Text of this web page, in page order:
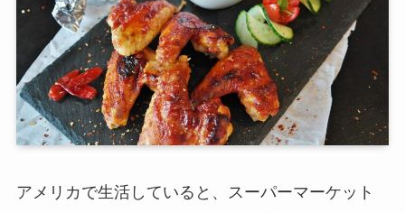
アメリカで生活していると、スーパーマーケット